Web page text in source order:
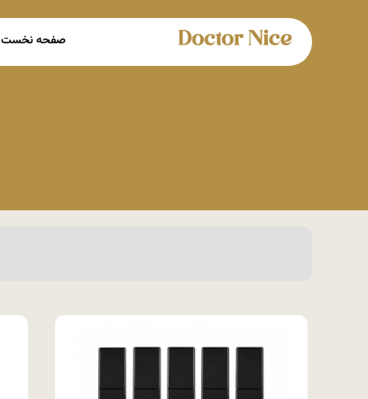
صفحه نخست